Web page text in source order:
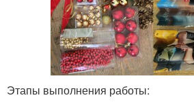
Этапы выполнения работы: